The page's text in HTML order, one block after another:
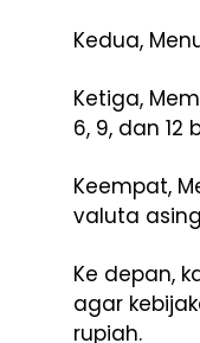
Kedua,
Ketiga,
6, 9, dan 12
Keempat,
valuta
Ke depan,
agar
rupiah.